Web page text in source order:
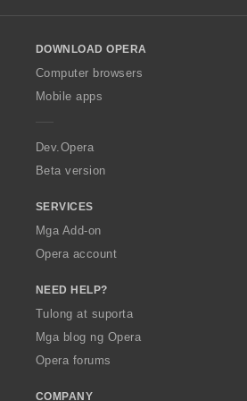
w
O
p
a
DOWNLOAD OPERA
Computer browsers
Mobile apps
Dev.Opera
Beta version
SERVICES
Mga Add-on
Opera account
NEED HELP?
Tulong at suporta
Mga blog ng Opera
Opera forums
COMPANY